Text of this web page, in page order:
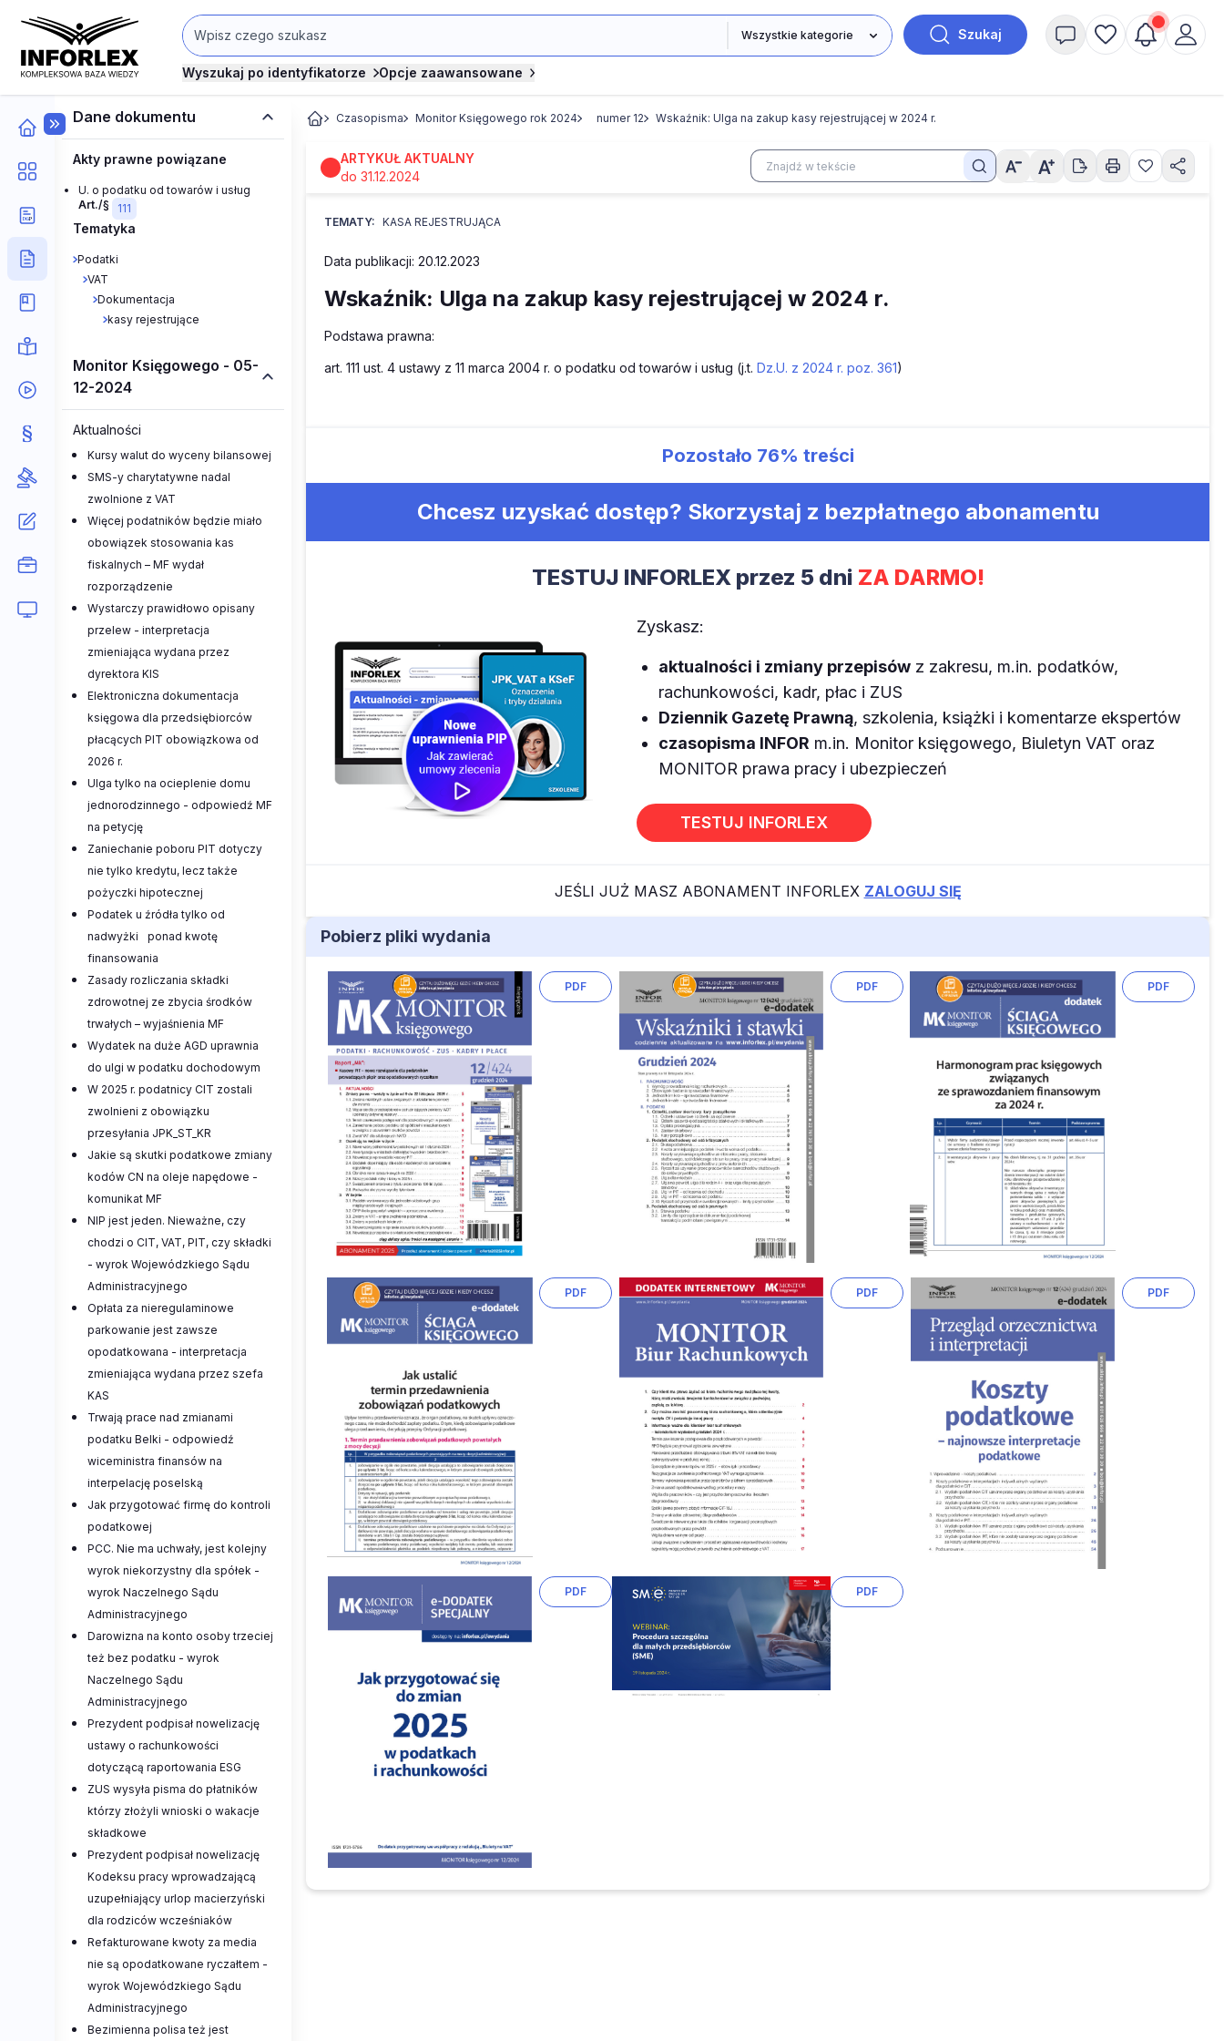
Szukaj
Wyszukaj po identyfikatorze Opcje zaawansowane
Dane dokumentu
Akty prawne powiązane
U. o podatku od towarów i usług
Art./§
111
Tematyka
Podatki
VAT
Dokumentacja
kasy rejestrujące
Monitor Księgowego - 05-
12-2024
Aktualności
Kursy walut do wyceny bilansowej
SMS-y charytatywne nadal
zwolnione z VAT
Więcej podatników będzie miało
obowiązek stosowania kas
fiskalnych – MF wydał
rozporządzenie
Wystarczy prawidłowo opisany
przelew - interpretacja
zmieniająca wydana przez
dyrektora KIS
Elektroniczna dokumentacja
księgowa dla przedsiębiorców
płacących PIT obowiązkowa od
2026 r.
Ulga tylko na ocieplenie domu
jednorodzinnego - odpowiedź MF
na petycję
Zaniechanie poboru PIT dotyczy
nie tylko kredytu, lecz także
pożyczki hipotecznej
Podatek u źródła tylko od
nadwyżki ponad kwotę
finansowania
Zasady rozliczania składki
zdrowotnej ze zbycia środków
trwałych – wyjaśnienia MF
Wydatek na duże AGD uprawnia
do ulgi w podatku dochodowym
W 2025 r. podatnicy CIT zostali
zwolnieni z obowiązku
przesyłania JPK_ST_KR
Jakie są skutki podatkowe zmiany
kodów CN na oleje napędowe -
komunikat MF
NIP jest jeden. Nieważne, czy
chodzi o CIT, VAT, PIT, czy składki
- wyrok Wojewódzkiego Sądu
Administracyjnego
Opłata za nieregulaminowe
parkowanie jest zawsze
opodatkowana - interpretacja
zmieniająca wydana przez szefa
KAS
Trwają prace nad zmianami
podatku Belki - odpowiedź
wiceministra finansów na
interpelację poselską
Jak przygotować firmę do kontroli
podatkowej
PCC. Nie ma uchwały, jest kolejny
wyrok niekorzystny dla spółek -
wyrok Naczelnego Sądu
Administracyjnego
Darowizna na konto osoby trzeciej
też bez podatku - wyrok
Naczelnego Sądu
Administracyjnego
Prezydent podpisał nowelizację
ustawy o rachunkowości
dotyczącą raportowania ESG
ZUS wysyła pisma do płatników
którzy złożyli wnioski o wakacje
składkowe
Prezydent podpisał nowelizację
Kodeksu pracy wprowadzającą
uzupełniający urlop macierzyński
dla rodziców wcześniaków
Refakturowane kwoty za media
nie są opodatkowane ryczałtem -
wyrok Wojewódzkiego Sądu
Administracyjnego
Bezimienna polisa też jest
Czasopisma Monitor Księgowego rok 2024 numer 12 Wskaźnik: Ulga na zakup kasy rejestrującej w 2024 r.
ARTYKUŁ AKTUALNY
do 31.12.2024
TEMATY: KASA REJESTRUJĄCA
Data publikacji: 20.12.2023
Wskaźnik: Ulga na zakup kasy rejestrującej w 2024 r.
Podstawa prawna:
art. 111 ust. 4 ustawy z 11 marca 2004 r. o podatku od towarów i usług (j.t. Dz.U. z 2024 r. poz. 361)
Pozostało 76% treści
Chcesz uzyskać dostęp? Skorzystaj z bezpłatnego abonamentu
TESTUJ INFORLEX przez 5 dni ZA DARMO!
Zyskasz:
aktualności i zmiany przepisówz zakresu, m.in. podatków,
rachunkowości, kadr, płac i ZUS
Dziennik Gazetę Prawną, szkolenia, książki i komentarze ekspertów
czasopisma INFOR m.in. Monitor księgowego, Biuletyn VAT oraz
MONITOR prawa pracy i ubezpieczeń
TESTUJ INFORLEX
JEŚLI JUŻ MASZ ABONAMENT INFORLEX ZALOGUJ SIĘ
Pobierz pliki wydania
PDF PDF PDF
PDF PDF PDF
PDF PDF